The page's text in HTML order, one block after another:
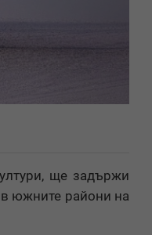
ще задържи
южните райони на